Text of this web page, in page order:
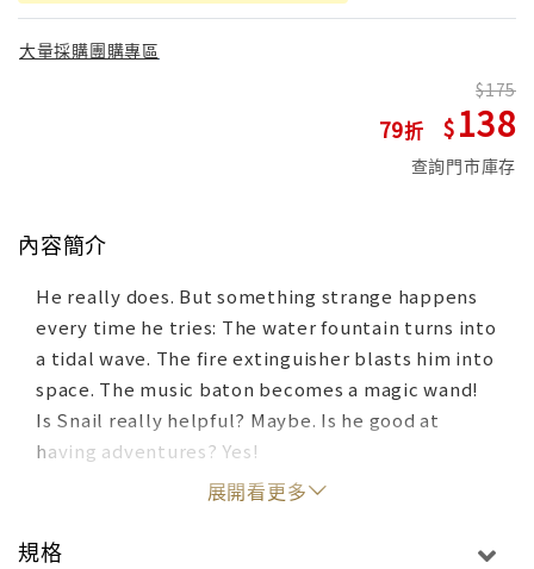
大量採購團購專區
79
175
138
查詢門市庫存
內容簡介
He really does. But something strange happens
every time he tries: The water fountain turns into
a tidal wave. The fire extinguisher blasts him into
space. The music baton becomes a magic wand!
Is Snail really helpful? Maybe. Is he good at
having adventures? Yes!
展開看更多
規格